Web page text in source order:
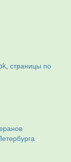
, страницы по